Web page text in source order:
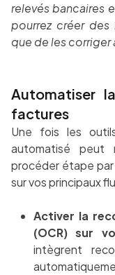
relevés bancaires
pourrez créer
que de les corriger
Automatiser
factures
Une fois les
automatisé peut
procéder étape par
sur vos principaux
Activer la
(OCR) sur
intègrent